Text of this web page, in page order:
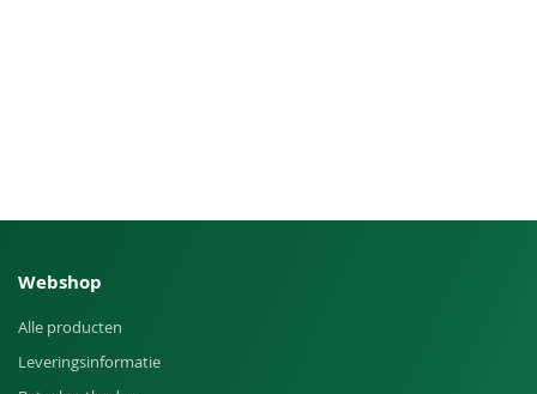
Webshop
Alle producten
Leveringsinformatie